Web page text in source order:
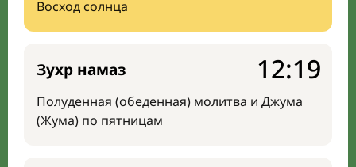
Восход солнца
Зухр намаз
Полуденная (обеденная) молитва и Джума
(Жума) по пятницам
12:19